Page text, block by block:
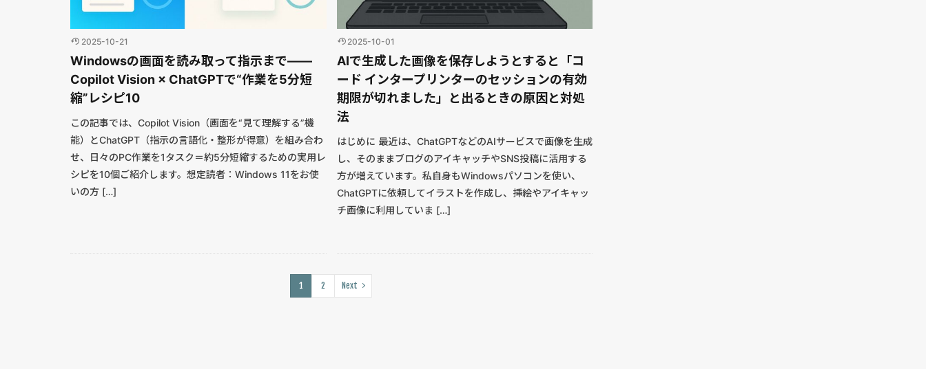
2025-10-21
Windowsの画面を読み取って指示まで——
Copilot Vision × ChatGPTで“作業を5分短
縮”レシピ10
この記事では、Copilot Vision（画面を“見て理解する”機
能）とChatGPT（指示の言語化・整形が得意）を組み合わ
せ、日々のPC作業を1タスク＝約5分短縮するための実用レ
シピを10個ご紹介します。想定読者：Windows 11をお使
いの方 […]
2025-10-01
AIで生成した画像を保存しようとすると「コ
ード インタープリンターのセッションの有効
期限が切れました」と出るときの原因と対処
法
はじめに 最近は、ChatGPTなどのAIサービスで画像を生成
し、そのままブログのアイキャッチやSNS投稿に活用する
方が増えています。私自身もWindowsパソコンを使い、
ChatGPTに依頼してイラストを作成し、挿絵やアイキャッ
チ画像に利用していま […]
1 2 Next